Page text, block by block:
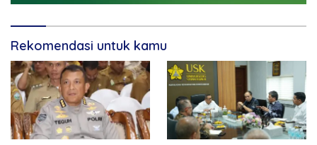
Rekomendasi untuk kamu